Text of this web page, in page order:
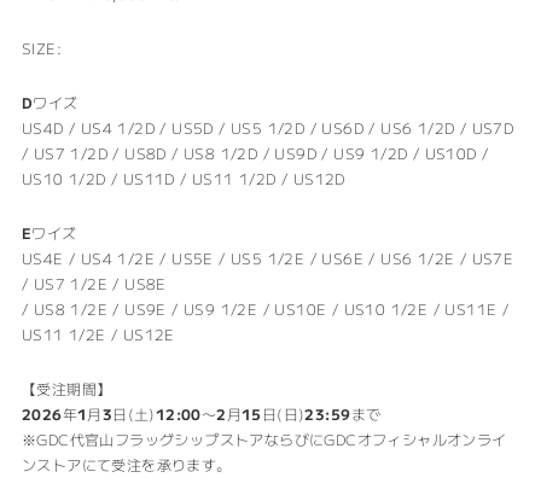
SIZE:
Dワイズ
US4D / US4 1/2D / US5D / US5 1/2D / US6D / US6 1/2D / US7D
/ US7 1/2D / US8D / US8 1/2D / US9D / US9 1/2D / US10D /
US10 1/2D / US11D / US11 1/2D / US12D
Eワイズ
US4E / US4 1/2E / US5E / US5 1/2E / US6E / US6 1/2E / US7E
/ US7 1/2E / US8E
/ US8 1/2E / US9E / US9 1/2E / US10E / US10 1/2E / US11E /
US11 1/2E / US12E
【受注期間】
2026年1 月3日(土)12:00〜2 月15 日(日)23:59まで
※GDC代官山フラッグシップストアならびにGDCオフィシャルオンライ
ンストアにて受注を承ります。